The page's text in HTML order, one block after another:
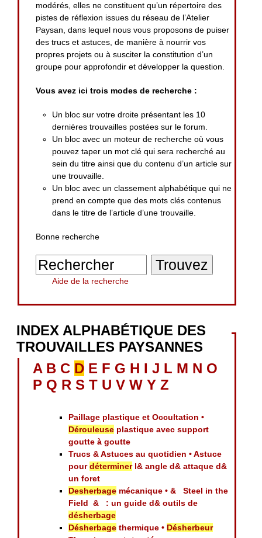
modérés, elles ne constituent qu’un répertoire des
pistes de réflexion issues du réseau de l’Atelier
Paysan, dans lequel nous vous proposons de puiser
des trucs et astuces, de manière à nourrir vos
propres projets ou à susciter la constitution d’un
groupe pour approfondir et développer la question.
Vous avez ici trois modes de recherche :
Un bloc sur votre droite présentant les 10
dernières trouvailles postées sur le forum.
Un bloc avec un moteur de recherche où vous
pouvez taper un mot clé qui sera recherché au
sein du titre ainsi que du contenu d’un article sur
une trouvaille.
Un bloc avec un classement alphabétique qui ne
prend en compte que des mots clés contenus
dans le titre de l’article d’une trouvaille.
Bonne recherche
Aide de la recherche
INDEX ALPHABÉTIQUE DES
TROUVAILLES PAYSANNES
A B C D E F G H I J L M N O
P Q R S T U V W Y Z
Paillage plastique et Occultation •
Dérouleuse plastique avec support
goutte à goutte
Trucs & Astuces au quotidien • Astuce
pourdéterminerl& angle d& attaque d&
un foret
Desherbage mécanique • & Steel in the
Field & : un guide d& outils de
désherbage
Désherbage thermique • Désherbeur